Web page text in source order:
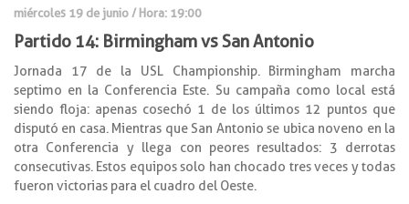
miércoles 19 de junio / Hora: 19:00
Partido 14: Birminghamvs San Antonio
Jornada 17 de la USL Championship. Birmingham marcha
septimo en la Conferencia Este. Su campaña como local está
siendo floja: apenas cosechó 1 de los últimos 12 puntos que
disputó en casa. Mientras que San Antonio se ubica noveno en la
otra Conferencia y llega con peores resultados: 3 derrotas
consecutivas. Estos equipos solo han chocado tres veces y todas
fueron victorias para el cuadro del Oeste.